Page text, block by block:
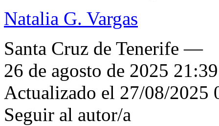
Natalia G. Vargas
Santa Cruz de Tenerife —
26 de agosto de 2025
Actualizado el 27/08/2025
Seguir al autor/a